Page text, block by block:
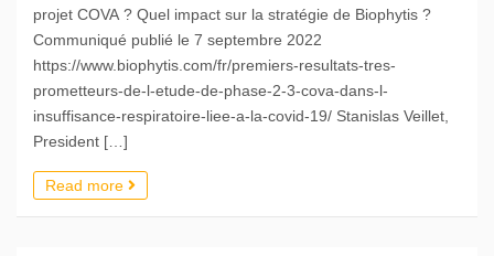
projet COVA ? Quel impact sur la stratégie de Biophytis ?
Communiqué publié le 7 septembre 2022
https://www.biophytis.com/fr/premiers-resultats-tres-
prometteurs-de-l-etude-de-phase-2-3-cova-dans-l-
insuffisance-respiratoire-liee-a-la-covid-19/ Stanislas Veillet,
President […]
Read more